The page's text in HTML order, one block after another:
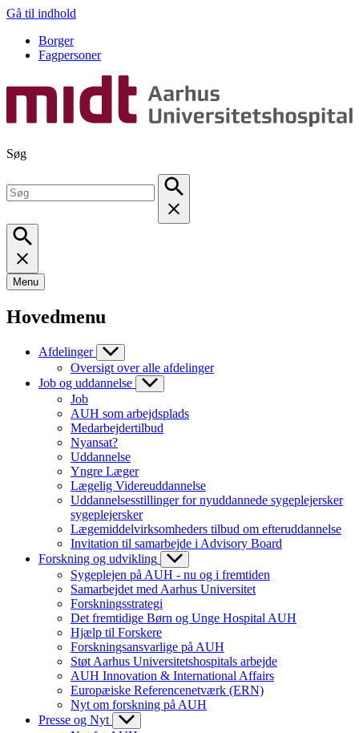
Gå til indhold
Borger
Fagpersoner
Søg
Menu
Hovedmenu
Afdelinger
Oversigt over alle afdelinger
Job og uddannelse
Job
AUH som arbejdsplads
Medarbejdertilbud
Nyansat?
Uddannelse
Yngre Læger
Lægelig Videreuddannelse
Uddannelsesstillinger for nyuddannede sygeplejersker
sygeplejersker
Lægemiddelvirksomheders tilbud om efteruddannelse
Invitation til samarbejde i Advisory Board
Forskning og udvikling
Sygeplejen på AUH - nu og i fremtiden
Samarbejdet med Aarhus Universitet
Forskningsstrategi
Det fremtidige Børn og Unge Hospital AUH
Hjælp til Forskere
Forskningsansvarlige på AUH
Støt Aarhus Universitetshospitals arbejde
AUH Innovation & International Affairs
Europæiske Referencenetværk (ERN)
Nyt om forskning på AUH
Presse og Nyt